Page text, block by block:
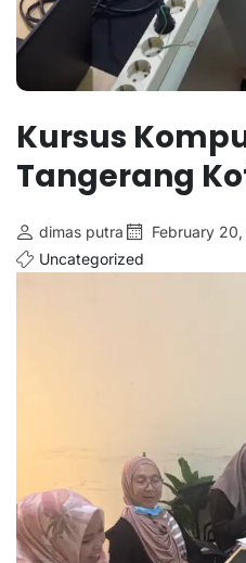
Kursus
Tangerang
dimas putra February
Uncategorized